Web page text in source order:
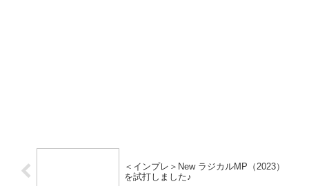
＜インプレ＞New ラジカルMP（2023）
を試打しました♪